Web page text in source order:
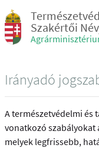
Szakértői
Irányadó
A természetvédelmi és
vonatkozó szabályokat
melyek legfrissebb,